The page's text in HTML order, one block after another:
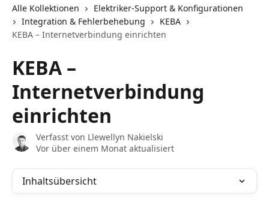
Alle Kollektionen
Elektriker-Support & Konfigurationen
Integration & Fehlerbehebung
KEBA
KEBA – Internetverbindung einrichten
KEBA –
Internetverbindung
einrichten
Verfasst von Llewellyn Nakielski
Vor über einem Monat aktualisiert
Inhaltsübersicht